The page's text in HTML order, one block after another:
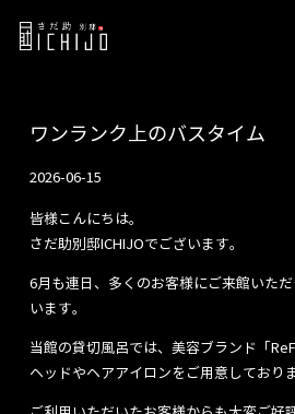
ワンランク上のバスタイム
2026-06-15
皆様こんにちは。
さだ助別邸ICHIJOでございます。
6月も連日、多くのお客様にご来館いた
います。
当館の貸切風呂では、美容ブランド「
ヘッドやヘアアイロンをご用意しておりま